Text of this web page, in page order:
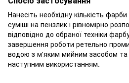
Нанесіть необхідну кількість
суміші на пензлик і рівномірно
відповідно до обраної техніки
завершення роботи ретельно
водою з м'яким мийним засобом та
наступним використанням.